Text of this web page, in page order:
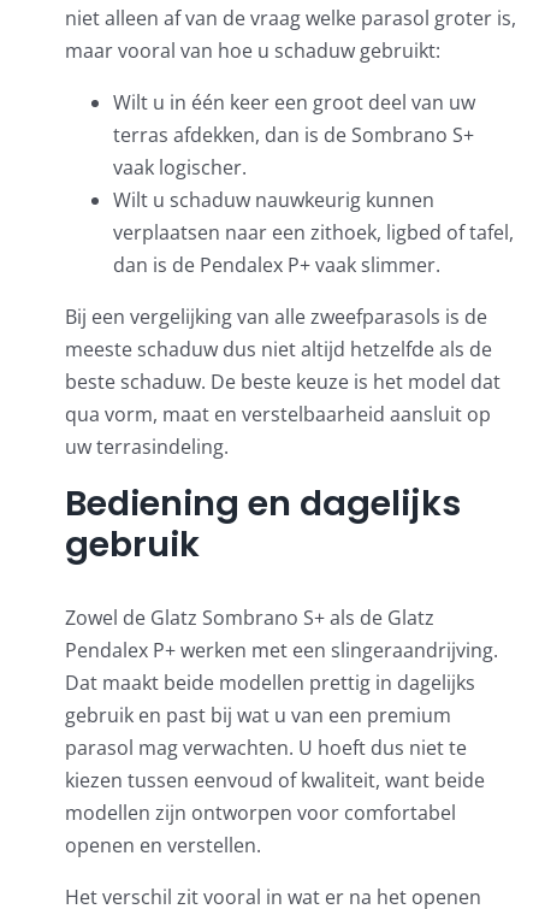
niet alleen af van de vraag welke parasol groter is,
maar vooral van hoe u schaduw gebruikt:
Wilt u in één keer een groot deel van uw
terras afdekken, dan is de Sombrano S+
vaak logischer.
Wilt u schaduw nauwkeurig kunnen
verplaatsen naar een zithoek, ligbed of tafel,
dan is de Pendalex P+ vaak slimmer.
Bij een vergelijking van alle zweefparasols is de
meeste schaduw dus niet altijd hetzelfde als de
beste schaduw. De beste keuze is het model dat
qua vorm, maat en verstelbaarheid aansluit op
uw terrasindeling.
Bediening en dagelijks
gebruik
Zowel de Glatz Sombrano S+ als de Glatz
Pendalex P+ werken met een slingeraandrijving.
Dat maakt beide modellen prettig in dagelijks
gebruik en past bij wat u van een premium
parasol mag verwachten. U hoeft dus niet te
kiezen tussen eenvoud of kwaliteit, want beide
modellen zijn ontworpen voor comfortabel
openen en verstellen.
Het verschil zit vooral in wat er na het openen